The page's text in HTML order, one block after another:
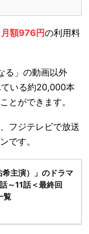
月額976円の利用料
る」の動画以外
いる約20,000本
とができます。
フジテレビで放送
です。
希主演）」のドラマ
～11話＜最終回
覧